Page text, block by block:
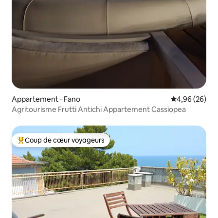
Appartement ⋅ Fano Évaluation
4,96 (26)
Agritourisme Frutti Antichi Appartement Cassiopea
Coups de cœur voyageurs les plus appréciés
Coup de cœur voyageurs